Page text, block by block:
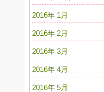
2016年 1月
2016年 2月
2016年 3月
2016年 4月
2016年 5月